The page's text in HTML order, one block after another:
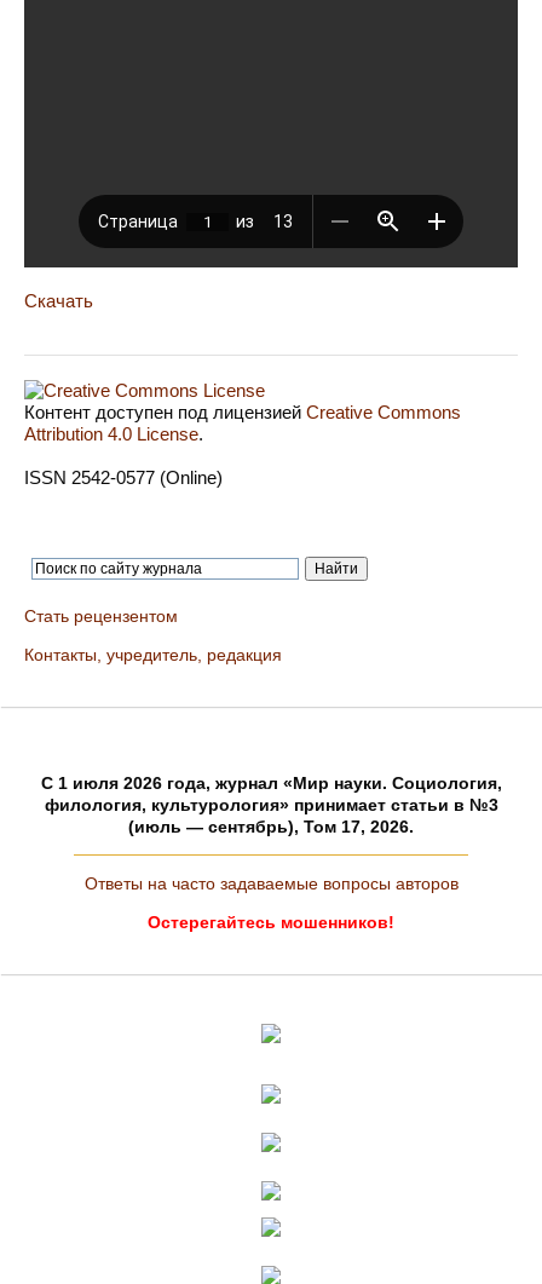
Скачать
Контент доступен под лицензией Creative Commons
Attribution 4.0 License.
ISSN 2542-0577 (Online)
Стать рецензентом
Контакты, учредитель, редакция
C 1 июля 2026 года, журнал «Мир науки. Социология,
филология, культурология» принимает статьи в №3
(июль — сентябрь), Том 17, 2026.
Ответы на часто задаваемые вопросы авторов
Остерегайтесь мошенников!